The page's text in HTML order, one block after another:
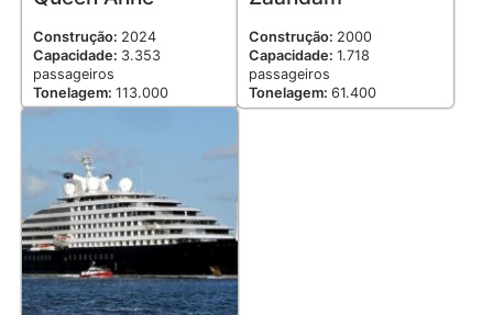
Construção: 2024
Capacidade: 3.353
passageiros
Tonelagem: 113.000
Construção: 2000
Capacidade: 1.718
passageiros
Tonelagem: 61.400